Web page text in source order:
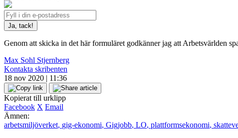
Genom att skicka in det här formuläret godkänner jag att Arbetsvärlden
Max Sohl Stjernberg
Kontakta skribenten
18 nov 2020 | 11:36
Kopierat till urklipp
Facebook X Email
Ämnen:
arbetsmiljöverket, gig-ekonomi, Gigjobb, LO, plattformsekonomi,